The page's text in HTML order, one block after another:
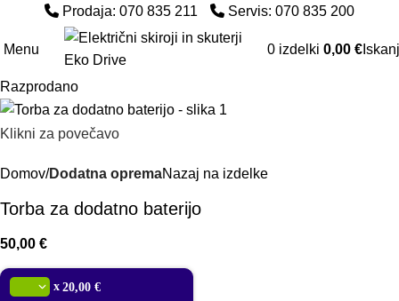
Prodaja: 070 835 211 Servis: 070 835 200
Menu 0 izdelki 0,00 €
Razprodano
Klikni za povečavo
Domov Dodatna opremaNazaj na izdelke
Torba za dodatno baterijo
50,00 €
x 20,00 €